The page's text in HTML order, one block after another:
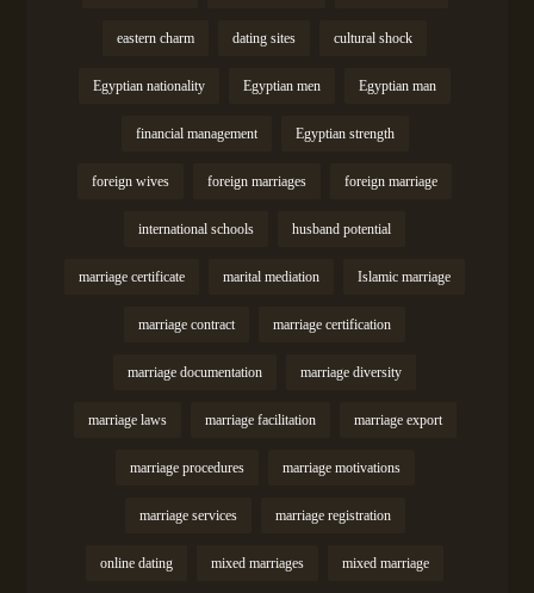
cultural shock
dating sites
eastern charm
Egyptian man
Egyptian men
Egyptian nationality
Egyptian strength
financial management
foreign marriage
foreign marriages
foreign wives
husband potential
international schools
Islamic marriage
marital mediation
marriage certificate
marriage certification
marriage contract
marriage diversity
marriage documentation
marriage export
marriage facilitation
marriage laws
marriage motivations
marriage procedures
marriage registration
marriage services
mixed marriage
mixed marriages
online dating